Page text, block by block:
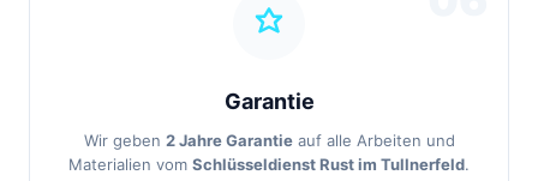
Garantie
Wir geben 2 Jahre Garantieauf alle Arbeiten und
Materialien vom Schlüsseldienst Rust im Tullnerfeld.